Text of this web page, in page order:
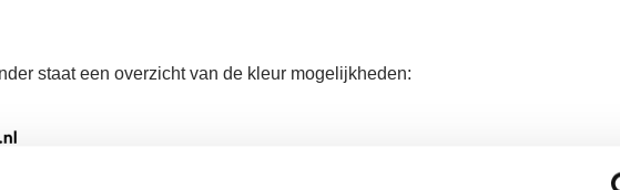
staat een overzicht van de kleur mogelijkheden: